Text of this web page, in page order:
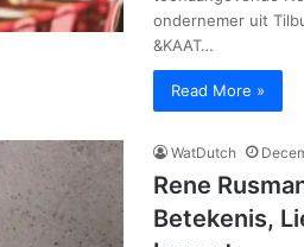
ondernemer uit
&KAAT…
Read More »
WatDutch
Rene
Betekenis,